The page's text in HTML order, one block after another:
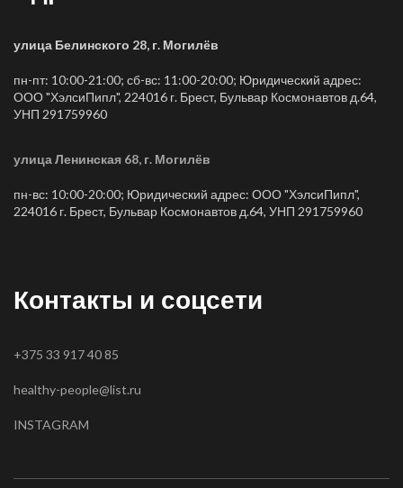
улица Белинского 28, г. Могилёв
пн-пт: 10:00-21:00; сб-вс: 11:00-20:00; Юридический адрес:
ООО "ХэлсиПипл", 224016 г. Брест, Бульвар Космонавтов д.64,
УНП 291759960
улица Ленинская 68, г. Могилёв
пн-вс: 10:00-20:00; Юридический адрес: ООО "ХэлсиПипл",
224016 г. Брест, Бульвар Космонавтов д.64, УНП 291759960
Контакты и соцсети
+375 33 917 40 85
healthy-people@list.ru
INSTAGRAM